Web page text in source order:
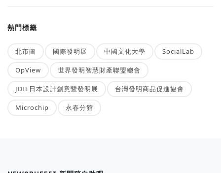
熱門標籤
北市圖 國際發明展 中國文化大學 SocialLab
OpView 世界發明智慧財產聯盟總會
JDIE日本設計創意暨發明展 台灣發明商品促進協會
Microchip 永春分館